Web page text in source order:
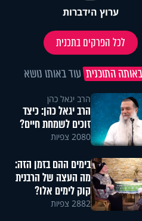
ערוץ הידברות
לכל הפרקים בתכנית
התוכנית עוד באותו נושא
הרב יגאל כהן
הרב יגאל כהן: כיצד
זוכים לשמחת חיים?
2080 צפיות
בימים ההם בזמן הזה:
מה העצה של הרבנית
קוק לימים אלו?
2882 צפיות